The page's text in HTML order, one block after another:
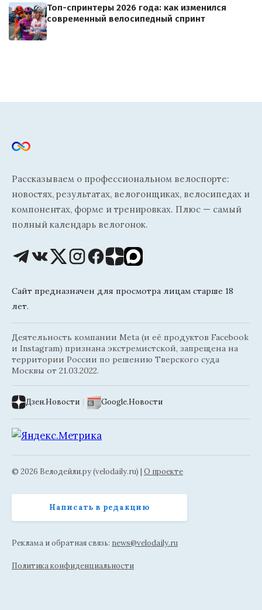
Топ-спринтеры 2026 года: как изменился
современный велосипедный спринт
Рассказываем о профессиональном велоспорте:
новостях, результатах, велогонщиках, велосипедах и
компонентах, форме и тренировках. Плюс — самый
полный календарь велогонок.
Сайт предназначен для просмотра лицам старше 18
лет.
Деятельность компании Meta (и её продуктов Facebook
и Instagram) признана экстремистской, запрещена на
территории России по решению Тверского суда
Москвы от 21.03.2022.
Дзен.Новости | Google.Новости
© 2026 Велодейли.ру (velodaily.ru) | О проекте
Написать в редакцию
Реклама и обратная связь: news@velodaily.ru
Политика конфиденциальности